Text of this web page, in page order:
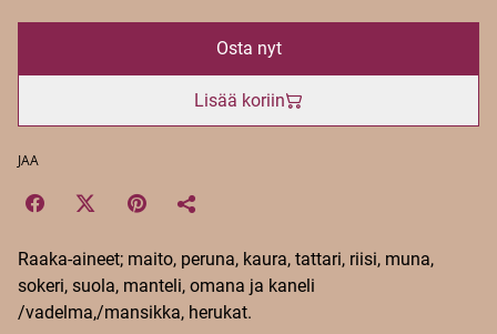
Osta nyt
Lisää koriin
JAA
Raaka-aineet; maito, peruna, kaura, tattari, riisi, muna,
sokeri, suola, manteli, omana ja kaneli
/vadelma,/mansikka, herukat.